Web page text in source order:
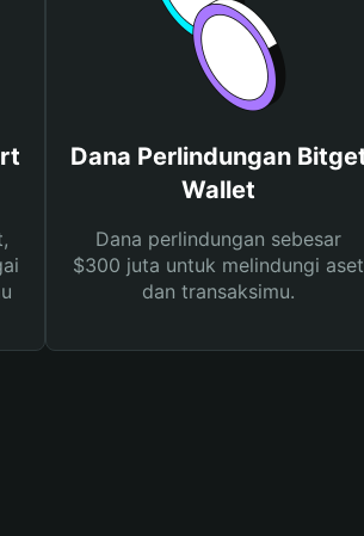
Dana Perlindungan
Wallet
Dana perlindungan sebesar
$300 juta untuk melindungi aset
dan transaksimu.